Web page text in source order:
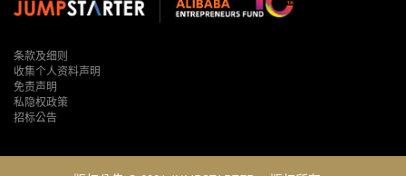
条款及细则
收集个人资料声明
免责声明
私隐权政策
招标公告